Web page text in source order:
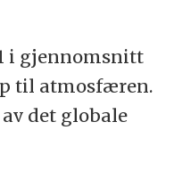
i gjennomsnitt
til atmosfæren.
det globale